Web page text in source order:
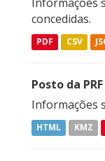
concedidas.
PDF CSV
Posto da
Informações
HTML KMZ